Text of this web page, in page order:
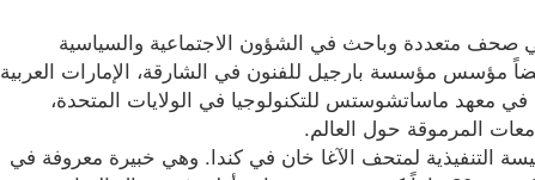
متعددة وباحث في الشؤون الاجتماعية والسياسية
مؤسس مؤسسة بارجيل للفنون في الشارقة، الإمارات العربية
في معهد ماساتشوستس للتكنولوجيا في الولايات المتحدة،
المرموقة حول العالم.
التنفيذية لمتحف الآغا خان في كندا. وهي خبيرة معروفة في